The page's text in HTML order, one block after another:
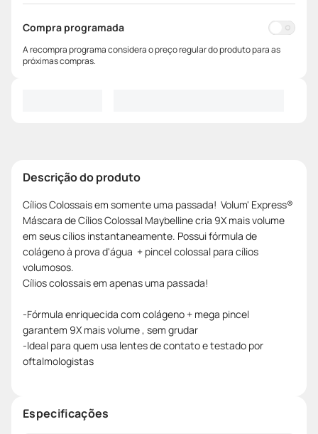
Compra programada
A recompra programa considera o preço regular do produto para as
próximas compras.
Descrição do produto
Cílios Colossais em somente uma passada! Volum' Express®
Máscara de Cílios Colossal Maybelline cria 9X mais volume
em seus cílios instantaneamente. Possui fórmula de
colágeno à prova d'água + pincel colossal para cílios
volumosos.
Cílios colossais em apenas uma passada!
-Fórmula enriquecida com colágeno + mega pincel
garantem 9X mais volume , sem grudar
-Ideal para quem usa lentes de contato e testado por
oftalmologistas
Especificações